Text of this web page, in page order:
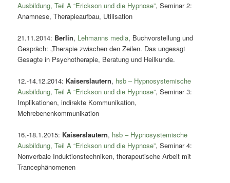
Ausbildung, Teil A “Erickson und die Hypnose”, Seminar 2:
Anamnese, Therapieaufbau, Utilisation
21.11.2014: Berlin, Lehmanns media, Buchvorstellung und
Gespräch: „Therapie zwischen den Zeilen. Das ungesagt
Gesagte in Psychotherapie, Beratung und Heilkunde.
12.-14.12.2014: Kaiserslautern, hsb – Hypnosystemische
Ausbildung, Teil A “Erickson und die Hypnose”, Seminar 3:
Implikationen, indirekte Kommunikation,
Mehrebenenkommunikation
16.-18.1.2015: Kaiserslautern, hsb – Hypnosystemische
Ausbildung, Teil A “Erickson und die Hypnose”, Seminar 4:
Nonverbale Induktionstechniken, therapeutische Arbeit mit
Trancephänomenen